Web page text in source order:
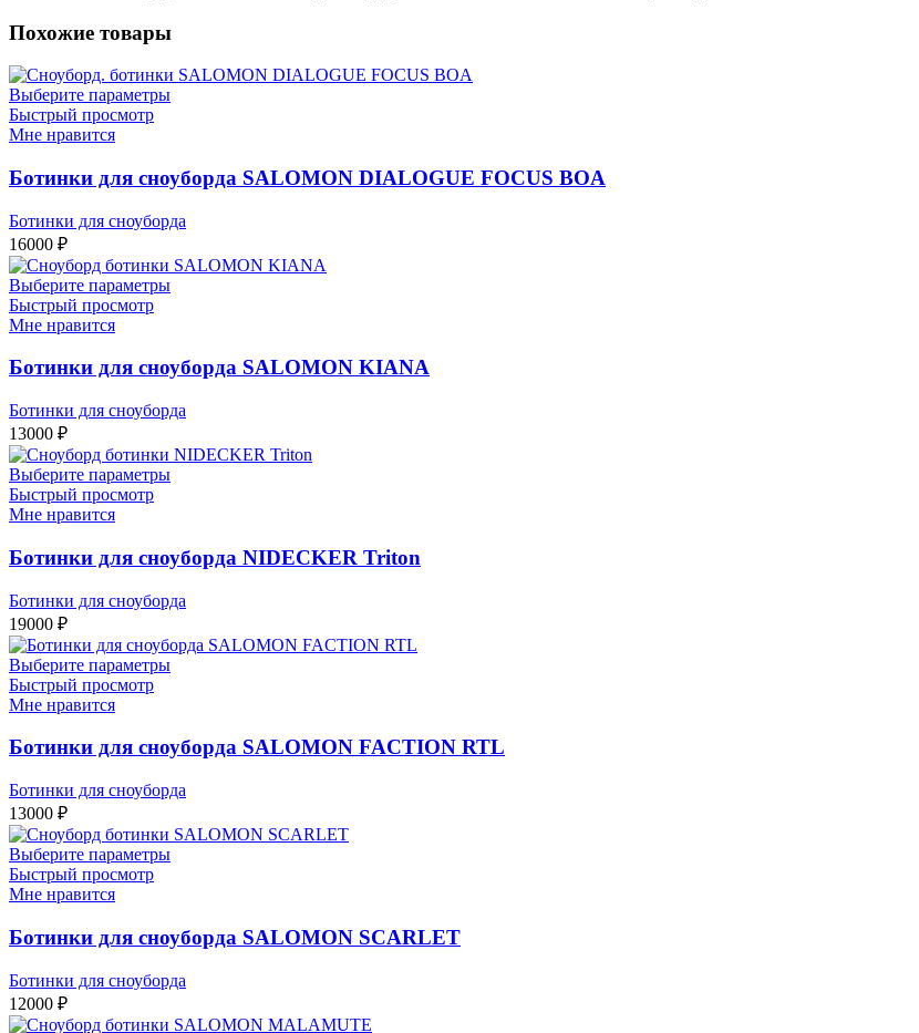
Похожие товары
Выберите параметры
Быстрый просмотр
Мне нравится
Ботинки для сноуборда SALOMON DIALOGUE FOCUS BOA
Ботинки для сноуборда
16000 ₽
Выберите параметры
Быстрый просмотр
Мне нравится
Ботинки для сноуборда SALOMON KIANA
Ботинки для сноуборда
13000 ₽
Выберите параметры
Быстрый просмотр
Мне нравится
Ботинки для сноуборда NIDECKER Triton
Ботинки для сноуборда
19000 ₽
Выберите параметры
Быстрый просмотр
Мне нравится
Ботинки для сноуборда SALOMON FACTION RTL
Ботинки для сноуборда
13000 ₽
Выберите параметры
Быстрый просмотр
Мне нравится
Ботинки для сноуборда SALOMON SCARLET
Ботинки для сноуборда
12000 ₽